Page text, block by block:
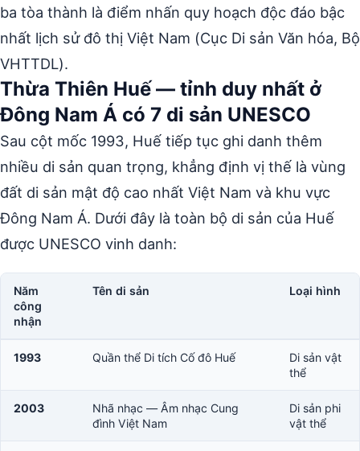
ba tòa thành là điểm nhấn quy hoạch độc đáo bậc
nhất lịch sử đô thị Việt Nam (Cục Di sản Văn hóa, Bộ
VHTTDL).
Thừa Thiên Huế — tỉnh duy nhất ở
Đông Nam Á có 7 di sản UNESCO
Sau cột mốc 1993, Huế tiếp tục ghi danh thêm
nhiều di sản quan trọng, khẳng định vị thế là vùng
đất di sản mật độ cao nhất Việt Nam và khu vực
Đông Nam Á. Dưới đây là toàn bộ di sản của Huế
được UNESCO vinh danh:
Năm
công
nhận
Tên di sản Loại hình
1993 Quần thể Di tích Cố đô Huế
Di sản vật
thể
2003
Nhã nhạc — Âm nhạc Cung
đình Việt Nam
Di sản phi
vật thể